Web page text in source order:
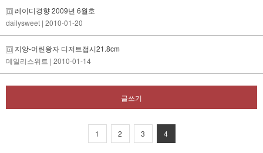
레이디경향 2009년 6월호
dailysweet | 2010-01-20
지앙-어린왕자 디저트접시21.8cm
데일리스위트 | 2010-01-14
글쓰기
1 2 3 4